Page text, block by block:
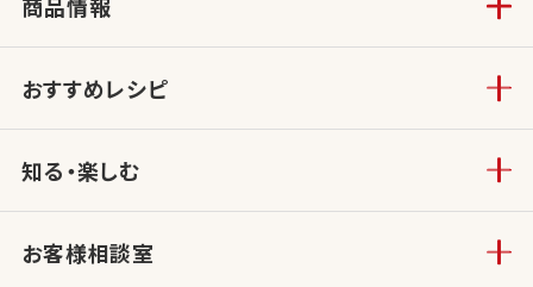
商品情報
おすすめレシピ
知る・楽しむ
お客様相談室